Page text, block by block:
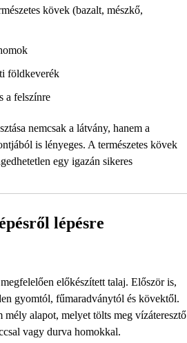
kövek (bazalt, mészkő,
földkeverék
a felszínre
nemcsak a látvány, hanem a
is lényeges. A természetes kövek
egy igazán sikeres
lépésre
előkészített talaj. Először is,
gyomtól, fűmaradványtól és kövektől.
mély alapot, melyet tölts meg vízáteresztő
vagy durva homokkal.